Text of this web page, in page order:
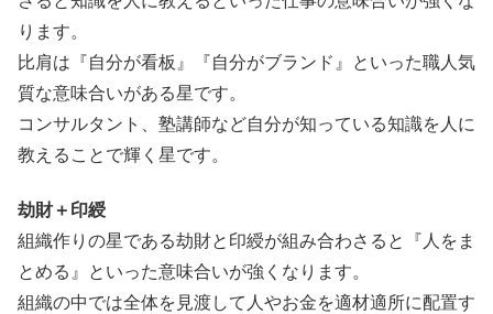
ります。
比肩は『自分が看板』『自分がブランド』といった職人気
質な意味合いがある星です。
コンサルタント、塾講師など自分が知っている知識を人に
教えることで輝く星です。
劫財＋印綬
組織作りの星である劫財と印綬が組み合わさると『人をま
とめる』といった意味合いが強くなります。
組織の中では全体を見渡して人やお金を適材適所に配置す